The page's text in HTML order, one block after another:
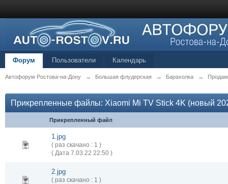
Форум Пользователи Календарь
Автофорум Ростова-на-Дону → Большая флудерская → Барахолка → Продам
Прикрепленные файлы: Xiaomi Mi TV Stick 4K (новый
Прикрепленный файл
1.jpg
( раз скачано : 1 )
( Дата 7.03.22 22:50 )
2.jpg
( раз скачано : 1 )